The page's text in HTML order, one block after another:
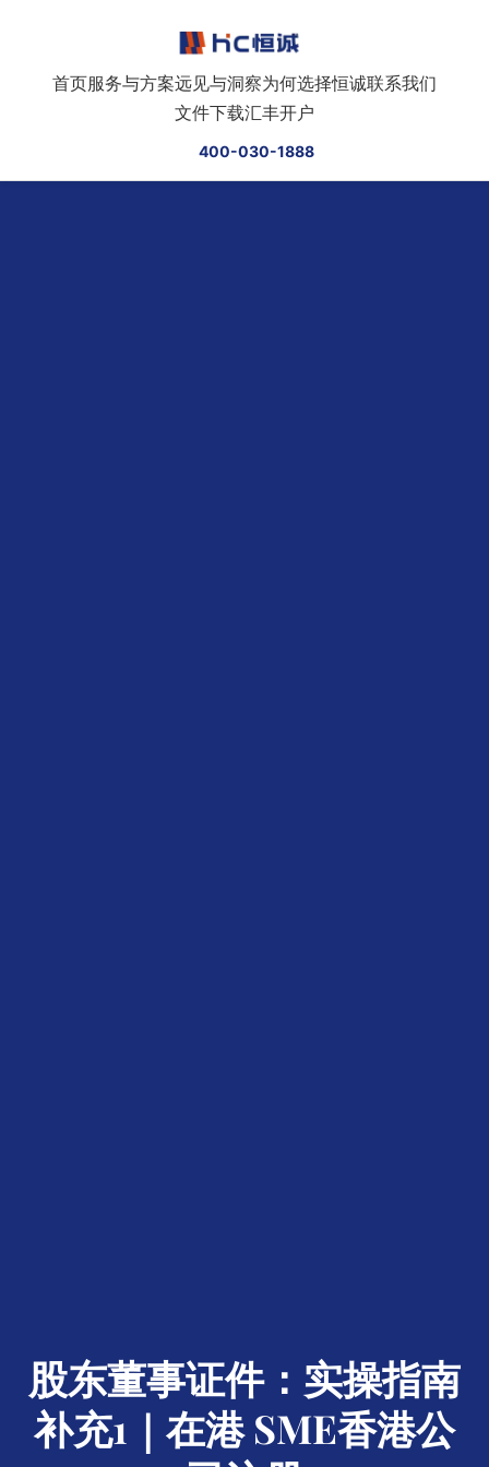
首页服务与方案远见与洞察为何选择恒诚联系我们
文件下载汇丰开户
400-030-1888
股东董事证件：实操指南
补充1｜在港 SME香港公